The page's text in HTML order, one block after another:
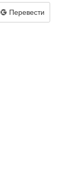
Перевести